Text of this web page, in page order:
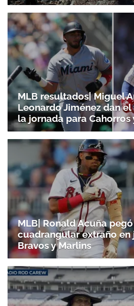
MLB resultados| Miguel
Leonardo Jiménez dan
la jornada para Cahorros
MLB| Ronald Acuña
cuadrangular extraño en
Bravos y Marlins